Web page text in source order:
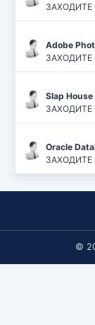
ЗАХОДИТЕ
Adobe
ЗАХОДИТЕ
Slap House
ЗАХОДИТЕ
Oracle
ЗАХОДИТЕ
©